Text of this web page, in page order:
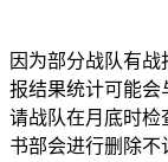
因为部分战队有
报结果统计可能会
请战队在月底时检
书部会进行删除不